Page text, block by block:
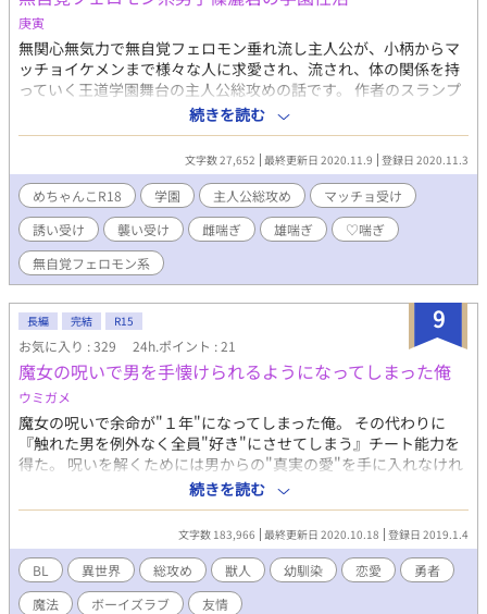
庚寅
無関心無気力で無自覚フェロモン垂れ流し主人公が、小柄からマ
ッチョイケメンまで様々な人に求愛され、流され、体の関係を持
っていく王道学園舞台の主人公総攻めの話です。 作者のスランプ
の息抜きに、読みたいのに数が少なく感じる総攻め学園モノをそ
の時のノリと気分で更新していくという、本気の息抜き用自己供
給作品。 総攻め学園モノもっと増えないかな…。 息抜きなので、
アホエロ方向で♡喘ぎや雌喘ぎ、雄喘ぎと可愛いエロから下品エ
ロまでその時の気分で書きたいと思っています。 出だしから雄♡
喘ぎなので(人によっては若干汚喘ぎかも)、耐性のある方のみ推
奨…。 エロメインめですので悪しからず…。 その辺でのクレーム
は受け付けません:( ;´꒳`;):ビクビク キーワードや注意事項など随
時更新します。 エロ描写ある話には✱マーク。 ✱キーワード載せ
け、誘い受け、襲い受け、雌喘ぎ、雄喘ぎ、♡喘ぎ、無自覚フェロ
モン系、巨根・絶倫、常に受けが積極的、結腸 (注)ベースが王道
学園なだけのつもりなので、展開は全然王道学園じゃないです。
最近読み始めた総攻め作品の作者様が総攻め話が増えてないと嘆
かれていたので、こちらにも掲載する事にしました。 (読んで頂け
るかはさて置いて) イマココの息抜き作品なのでイマココの合間に
書いてます。 めちゃんこ亀更新。 投稿済分もすぐ終わるのです
が、少しでも総攻め好き様の箸休めになれれば幸いです。
続きを読む
文字数 27,652 最終更新日 2020.11.9 登録日 2020.11.3
めちゃんこR18 学園 主人公総攻め
マッチョ受け
誘い受け
襲い受け 雌喘ぎ 雄喘ぎ
♡喘ぎ
無自覚フェロモン系
9
長編 完結 R15
お気に入り : 329 24h.ポイント : 21
魔女の呪いで男を手懐けられるようになってしまった俺
ウミガメ
魔女の呪いで余命が"１年"になってしまった俺。 その代わりに
『触れた男を例外なく全員"好き"にさせてしまう』チート能力を
得た。 呪いを解くためには男からの"真実の愛"を手に入れなけれ
ばならない……!? 果たして失った生命を取り戻すことはできるの
か……! 男たちとのラブでムフフな冒険が今始まる（？） ～～～
～ 主人公総攻めのBLです。 一部に性的な表現を含むことがありま
す。要素を含む場合「★」をつけておりますが、苦手な方はご注
意ください。 ※この小説は他サイトとの重複掲載をしておりま
す。ご了承ください。
続きを読む
文字数 183,966 最終更新日 2020.10.18 登録日 2019.1.4
BL 異世界 総攻め 獣人 幼馴染 恋愛
勇者
魔法
ボーイズラブ 友情